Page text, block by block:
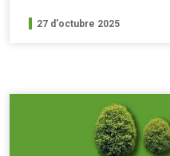
27 d'octubre 2025